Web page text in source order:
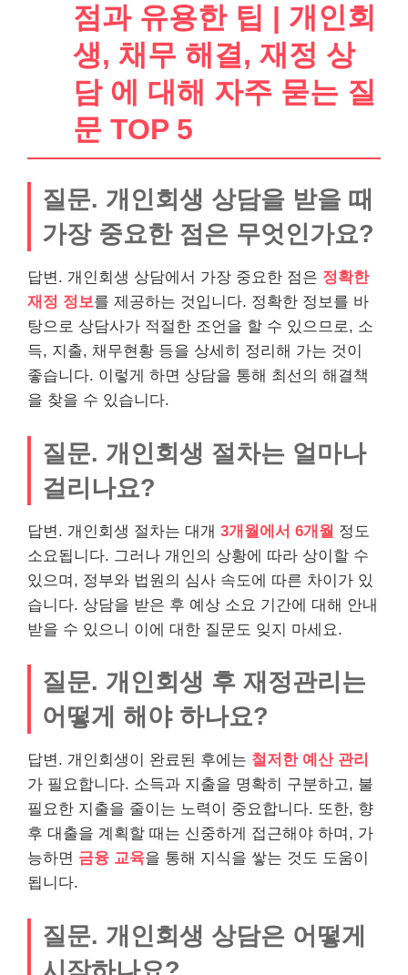
점과 유용한 팁 | 개인회
생, 채무 해결, 재정 상
담 에 대해 자주 묻는 질
문 TOP 5
질문. 개인회생 상담을 받을 때
가장 중요한 점은 무엇인가요?
답변. 개인회생 상담에서 가장 중요한 점은 정확한
재정 정보를 제공하는 것입니다. 정확한 정보를 바
탕으로 상담사가 적절한 조언을 할 수 있으므로, 소
득, 지출, 채무현황 등을 상세히 정리해 가는 것이
좋습니다. 이렇게 하면 상담을 통해 최선의 해결책
을 찾을 수 있습니다.
질문. 개인회생 절차는 얼마나
걸리나요?
답변. 개인회생 절차는 대개 3개월에서 6개월 정도
소요됩니다. 그러나 개인의 상황에 따라 상이할 수
있으며, 정부와 법원의 심사 속도에 따른 차이가 있
습니다. 상담을 받은 후 예상 소요 기간에 대해 안내
받을 수 있으니 이에 대한 질문도 잊지 마세요.
질문. 개인회생 후 재정관리는
어떻게 해야 하나요?
답변. 개인회생이 완료된 후에는 철저한 예산 관리
가 필요합니다. 소득과 지출을 명확히 구분하고, 불
필요한 지출을 줄이는 노력이 중요합니다. 또한, 향
후 대출을 계획할 때는 신중하게 접근해야 하며, 가
능하면 금융 교육을 통해 지식을 쌓는 것도 도움이
됩니다.
질문. 개인회생 상담은 어떻게